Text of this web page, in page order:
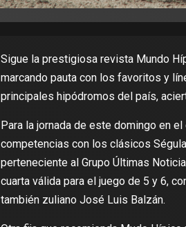
Sigue la prestigiosa revista Mundo
marcando pauta con los favoritos y
principales hipódromos del país,
Para la jornada de este domingo en
competencias con los clásicos
perteneciente al Grupo Últimas
cuarta válida para el juego de 5 y 6,
también zuliano José Luis Balzán.